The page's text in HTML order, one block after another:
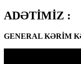
ADƏTİMİZ :
GENERAL KƏRİM